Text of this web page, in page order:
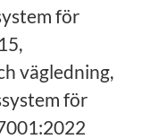
för
vägledning,
för